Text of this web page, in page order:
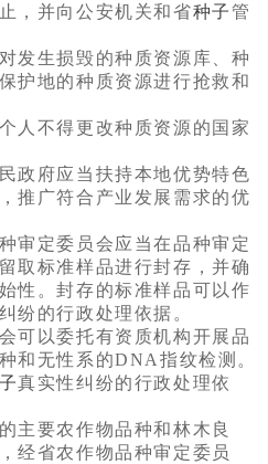
，并向公安机关和省种子管
发生损毁的种质资源库、种
护地的种质资源进行抢救和
不得更改种质资源的国家
府应当扶持本地优势特色
推广符合产业发展需求的优
定委员会应当在品种审定
取标准样品进行封存，并确
性。封存的标准样品可以作
纷的行政处理依据。
以委托有资质机构开展品
和无性系的DNA指纹检测。
真实性纠纷的行政处理依
要农作物品种和林木良
经省农作物品种审定委员